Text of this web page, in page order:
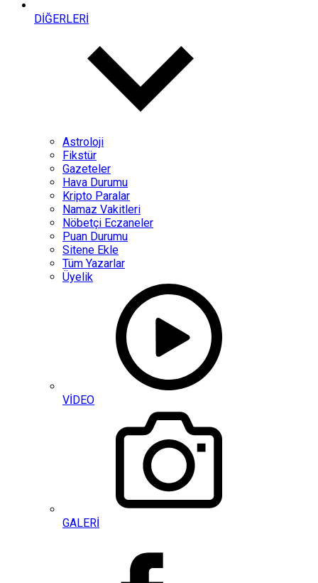
DİĞERLERİ
Astroloji
Fikstür
Gazeteler
Hava Durumu
Kripto Paralar
Namaz Vakitleri
Nöbetçi Eczaneler
Puan Durumu
Sitene Ekle
Tüm Yazarlar
Üyelik
VİDEO
GALERİ